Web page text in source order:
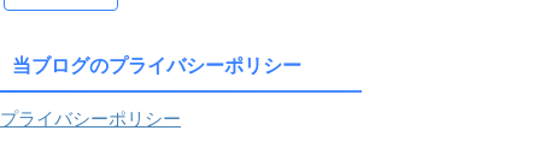
当ブログのプライバシーポリシー
プライバシーポリシー